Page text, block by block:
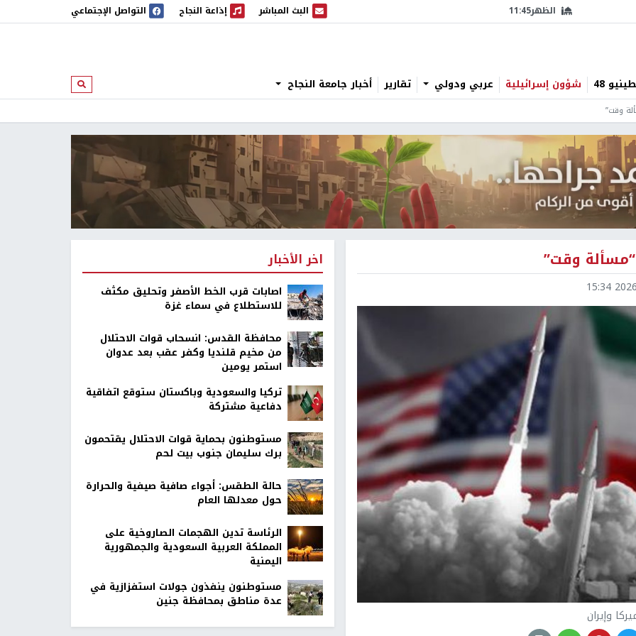
الظهر11:45 البث المباشر
البث المباشر إذاعة النجاح
إذاعة النجاح التواصل الإجتماعي
48 شؤون إسرائيلية عربي ودولي تقارير أخبار جامعة النجاح ابحث
وقت”
“مسألة وقت”
2026-
وإيران
اخر الأخبار
اصابات قرب الخط الأصفر وتحليق مكثف
للاستطلاع في سماء غزة
محافظة القدس: انسحاب قوات الاحتلال
من مخيم قلنديا وكفر عقب بعد عدوان
استمر يومين
تركيا والسعودية وباكستان ستوقع اتفاقية
دفاعية مشتركة
مستوطنون بحماية قوات الاحتلال يقتحمون
برك سليمان جنوب بيت لحم
حالة الطقس: أجواء صافية صيفية والحرارة
حول معدلها العام
الرئاسة تدين الهجمات الصاروخية على
المملكة العربية السعودية والجمهورية
اليمنية
مستوطنون ينفذون جولات استفزازية في
عدة مناطق بمحافظة جنين